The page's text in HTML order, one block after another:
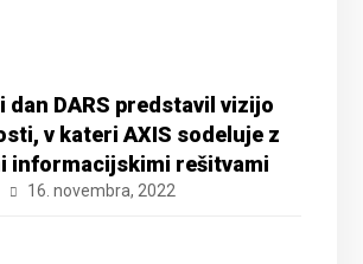
dan DARS predstavil vizijo
v kateri AXIS sodeluje z
informacijskimi rešitvami
16. novembra, 2022